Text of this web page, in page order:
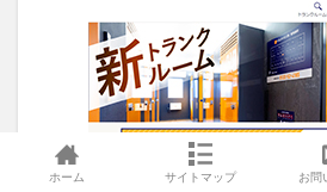
ホーム サイトマップ お問